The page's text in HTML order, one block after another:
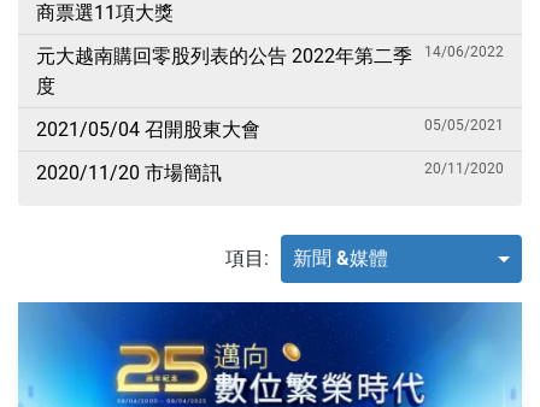
商票選11項大獎
元大越南購回零股列表的公告 2022年第二季
度
14/06/2022
2021/05/04 召開股東大會 05/05/2021
2020/11/20 市場簡訊 20/11/2020
項目: 新聞 &媒體